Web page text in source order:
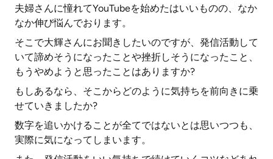
夫婦さんに憧れてYouTubeを始めたはいいものの、なか
なか伸び悩んでおります。
そこで大輝さんにお聞きしたいのですが、発信活動して
いて諦めそうになったことや挫折しそうになったこと、
もうやめようと思ったことはありますか?
もしあるなら、そこからどのように気持ちを前向きに乗
せていきましたか?
数字を追いかけることが全てではないとは思いつつも、
実際に気になってしまいます。